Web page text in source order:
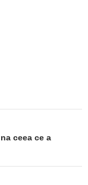
ceea ce a